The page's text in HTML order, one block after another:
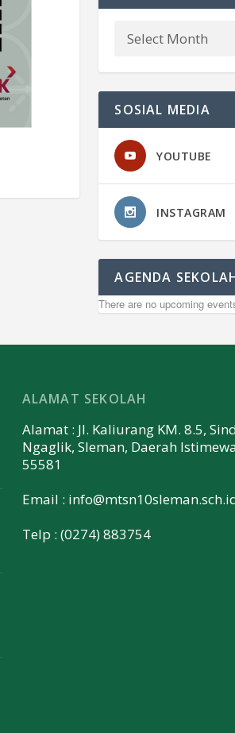
SOSIAL MEDIA
YOUTUBE
INSTAGRAM
AGENDA
There are no upcoming
ALAMAT SEKOLAH
Alamat : Jl. Kaliurang KM. 8.5,
Ngaglik, Sleman, Daerah
55581
Email :
Telp : (0274) 883754